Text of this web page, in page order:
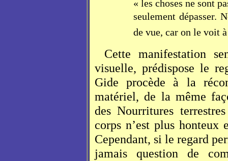
« les choses ne sont
seulement dépasser.
de vue, car on le voit
Cette manifestation
visuelle, prédispose le
Gide procède à la
matériel, de la même
des Nourritures
corps n’est plus honteux
Cependant, si le regard
jamais question de